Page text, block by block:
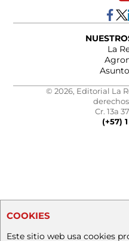
La
© 2026, Editorial La
Cr. 13a
(+57)
COOKIES
Este sitio web usa cookies